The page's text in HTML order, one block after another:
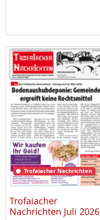
Trofaiacher Nachrichten
Trofaiacher
Nachrichten Juli 2026